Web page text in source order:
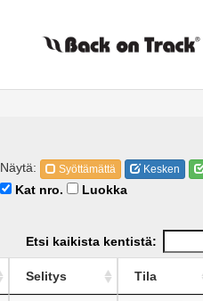
Näytä: Syöttämättä Kesken
Kat nro.
Luokka
Etsi kaikista kentistä:
Selitys Tila